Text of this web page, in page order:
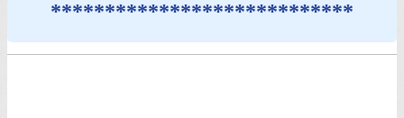
****************************